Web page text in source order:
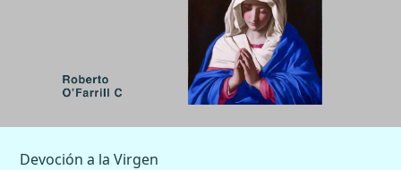
Devoción a la Virgen